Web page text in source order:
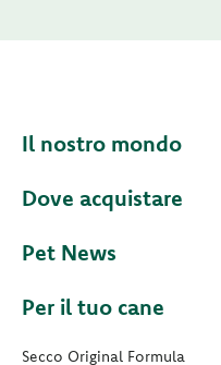
Il nostro mondo
Dove acquistare
Pet News
Per il tuo cane
Secco Original Formula